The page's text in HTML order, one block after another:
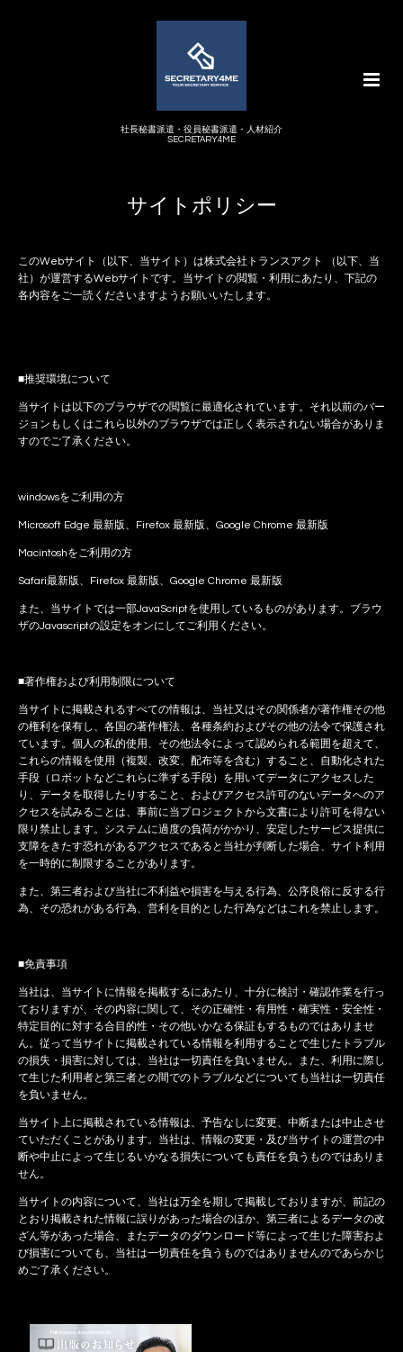
社長秘書派遣・役員秘書派遣・人材紹介
SECRETARY4ME
サイトポリシー
このWebサイト（以下、当サイト）は株式会社トランスアクト （以下、当
社）が運営するWebサイトです。当サイトの閲覧・利用にあたり、下記の
各内容をご一読くださいますようお願いいたします。
■推奨環境について
当サイトは以下のブラウザでの閲覧に最適化されています。それ以前のバー
ジョンもしくはこれら以外のブラウザでは正しく表示されない場合がありま
すのでご了承ください。
windowsをご利用の方
Microsoft Edge 最新版、Firefox 最新版、Google Chrome 最新版
Macintoshをご利用の方
Safari最新版、Firefox 最新版、Google Chrome 最新版
また、当サイトでは一部JavaScriptを使用しているものがあります。ブラウ
ザのJavascriptの設定をオンにしてご利用ください。
■著作権および利用制限について
当サイトに掲載されるすべての情報は、当社又はその関係者が著作権その他
の権利を保有し、各国の著作権法、各種条約およびその他の法令で保護され
ています。個人の私的使用、その他法令によって認められる範囲を超えて、
これらの情報を使用（複製、改変、配布等を含む）すること、自動化された
手段（ロボットなどこれらに準ずる手段）を用いてデータにアクセスした
り、データを取得したりすること、およびアクセス許可のないデータへのア
クセスを試みることは、事前に当プロジェクトから文書により許可を得ない
限り禁止します。システムに過度の負荷がかかり、安定したサービス提供に
支障をきたす恐れがあるアクセスであると当社が判断した場合、サイト利用
を一時的に制限することがあります。
また、第三者および当社に不利益や損害を与える行為、公序良俗に反する行
為、その恐れがある行為、営利を目的とした行為などはこれを禁止します。
■免責事項
当社は、当サイトに情報を掲載するにあたり、十分に検討・確認作業を行っ
ておりますが、その内容に関して、その正確性・有用性・確実性・安全性・
特定目的に対する合目的性・その他いかなる保証もするものではありませ
ん。従って当サイトに掲載されている情報を利用することで生じたトラブル
の損失・損害に対しては、当社は一切責任を負いません。また、利用に際し
て生じた利用者と第三者との間でのトラブルなどについても当社は一切責任
を負いません。
当サイト上に掲載されている情報は、予告なしに変更、中断または中止させ
ていただくことがあります。当社は、情報の変更・及び当サイトの運営の中
断や中止によって生じるいかなる損失についても責任を負うものではありま
せん。
当サイトの内容について、当社は万全を期して掲載しておりますが、前記の
とおり掲載された情報に誤りがあった場合のほか、第三者によるデータの改
ざん等があった場合、またデータのダウンロード等によって生じた障害およ
び損害についても、当社は一切責任を負うものではありませんのであらかじ
めご了承ください。